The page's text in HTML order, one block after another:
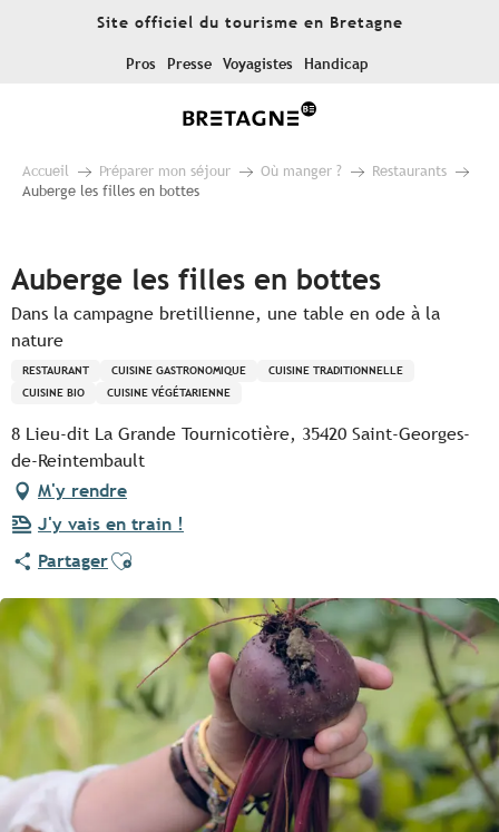
Site officiel du tourisme en Bretagne
Pros Presse Voyagistes Handicap
Accueil Préparer mon séjour Où manger ?
Restaurants
Auberge les filles en bottes
Auberge les filles en bottes
Dans la campagne bretillienne, une table en ode à la
nature
RESTAURANT CUISINE GASTRONOMIQUE
CUISINE TRADITIONNELLE
CUISINE BIO
CUISINE VÉGÉTARIENNE
8 Lieu-dit La Grande Tournicotière, 35420 Saint-Georges-
de-Reintembault
M'y rendre
J'y vais en train !
PartagerAjouter aux favoris